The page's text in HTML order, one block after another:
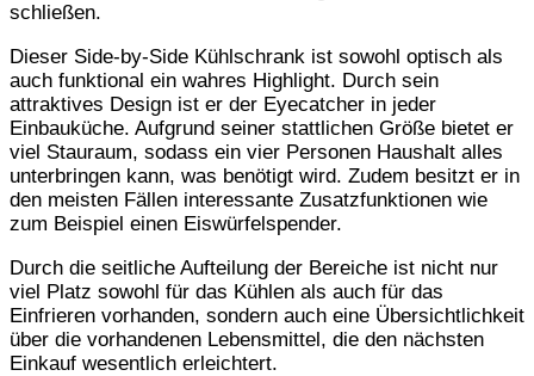
schließen.
Dieser Side-by-Side Kühlschrank ist sowohl optisch als
auch funktional ein wahres Highlight. Durch sein
attraktives Design ist er der Eyecatcher in jeder
Einbauküche. Aufgrund seiner stattlichen Größe bietet er
viel Stauraum, sodass ein vier Personen Haushalt alles
unterbringen kann, was benötigt wird. Zudem besitzt er in
den meisten Fällen interessante Zusatzfunktionen wie
zum Beispiel einen Eiswürfelspender.
Durch die seitliche Aufteilung der Bereiche ist nicht nur
viel Platz sowohl für das Kühlen als auch für das
Einfrieren vorhanden, sondern auch eine Übersichtlichkeit
über die vorhandenen Lebensmittel, die den nächsten
Einkauf wesentlich erleichtert.